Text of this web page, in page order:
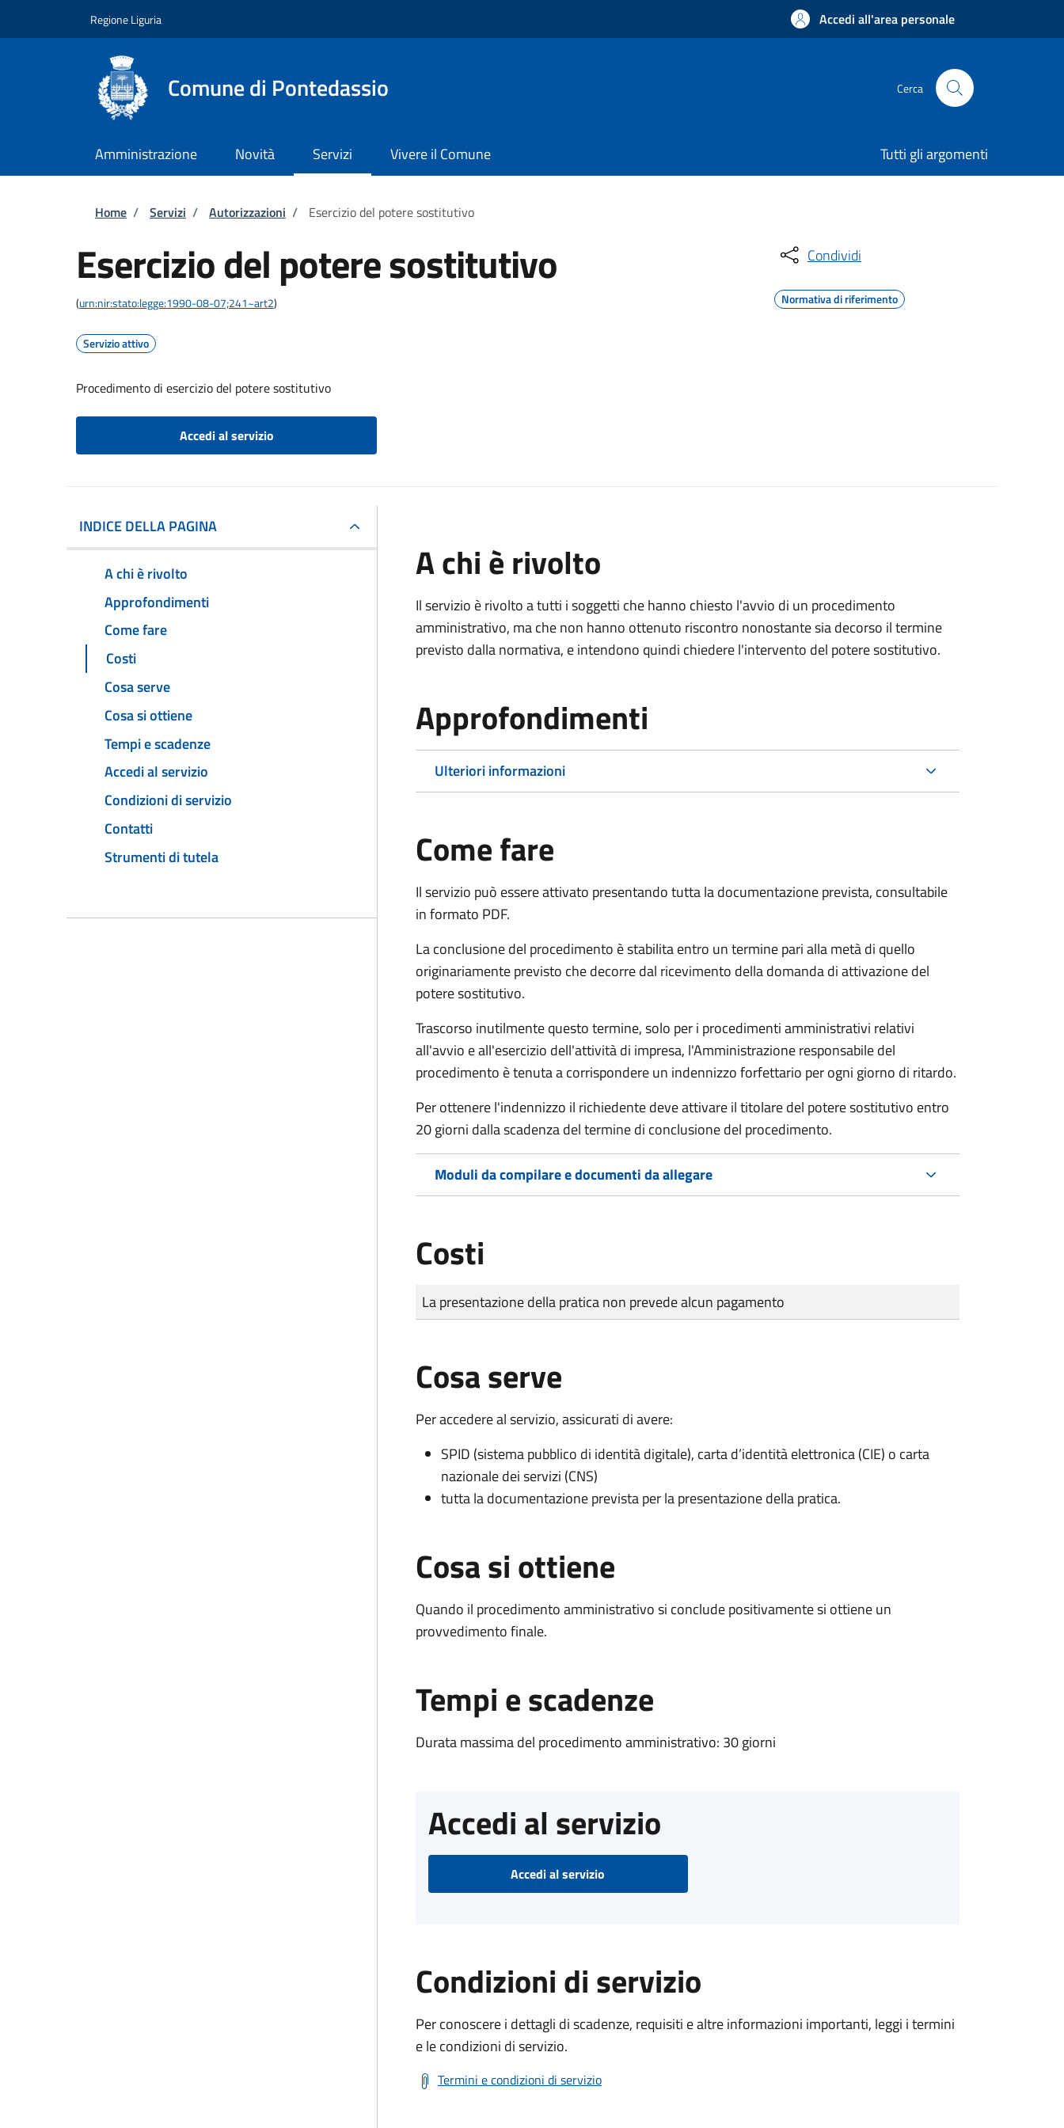
Regione Liguria Accedi all'area personale
Comune di Pontedassio Cerca
Amministrazione Novità Servizi Vivere il Comune Tutti gli argomenti
Briciole di pane
Home / Servizi / Autorizzazioni / Esercizio del potere sostitutivo
Esercizio del potere sostitutivo
(urn:nir:stato:legge:1990-08-07;241~art2)
Servizio attivo
Procedimento di esercizio del potere sostitutivo
Accedi al servizio
Condividi
Normativa di riferimento
INDICE DELLA PAGINA
A chi è rivolto
Approfondimenti
Come fare
Costi
Cosa serve
Cosa si ottiene
Tempi e scadenze
Accedi al servizio
Condizioni di servizio
Contatti
Strumenti di tutela
A chi è rivolto
Il servizio è rivolto a tutti i soggetti che hanno chiesto l'avvio di un procedimento
amministrativo, ma che non hanno ottenuto riscontro nonostante sia decorso il termine
previsto dalla normativa, e intendono quindi chiedere l'intervento del potere sostitutivo.
Approfondimenti
Ulteriori informazioni
Come fare
Il servizio può essere attivato presentando tutta la documentazione prevista, consultabile
in formato PDF.
La conclusione del procedimento è stabilita entro un termine pari alla metà di quello
originariamente previsto che decorre dal ricevimento della domanda di attivazione del
potere sostitutivo.
Trascorso inutilmente questo termine,solo per i procedimenti amministrativi relativi
all'avvio e all'esercizio dell'attività di impresa, l'Amministrazione responsabile del
procedimento è tenuta a corrispondere un indennizzo forfettario per ogni giorno di ritardo.
Per ottenere l'indennizzo il richiedente deve attivare il titolare del potere sostitutivo entro
20 giorni dalla scadenza del termine di conclusione del procedimento.
Moduli da compilare e documenti da allegare
Costi
Tipo di pagamento
Importo
La presentazione della pratica non prevede alcun pagamento
Cosa serve
Per accedere al servizio, assicurati di avere:
SPID (sistema pubblico di identità digitale), carta d’identità elettronica (CIE) o carta
nazionale dei servizi (CNS)
tutta la documentazione prevista per la presentazione della pratica.
Cosa si ottiene
Quando il procedimento amministrativo si conclude positivamente si ottiene un
provvedimento finale.
Tempi e scadenze
Durata massima del procedimento amministrativo: 30 giorni
Accedi al servizio
Accedi al servizio
Condizioni di servizio
Per conoscere i dettagli di scadenze, requisiti e altre informazioni importanti, leggi i termini
e le condizioni di servizio.
Termini e condizioni di servizio